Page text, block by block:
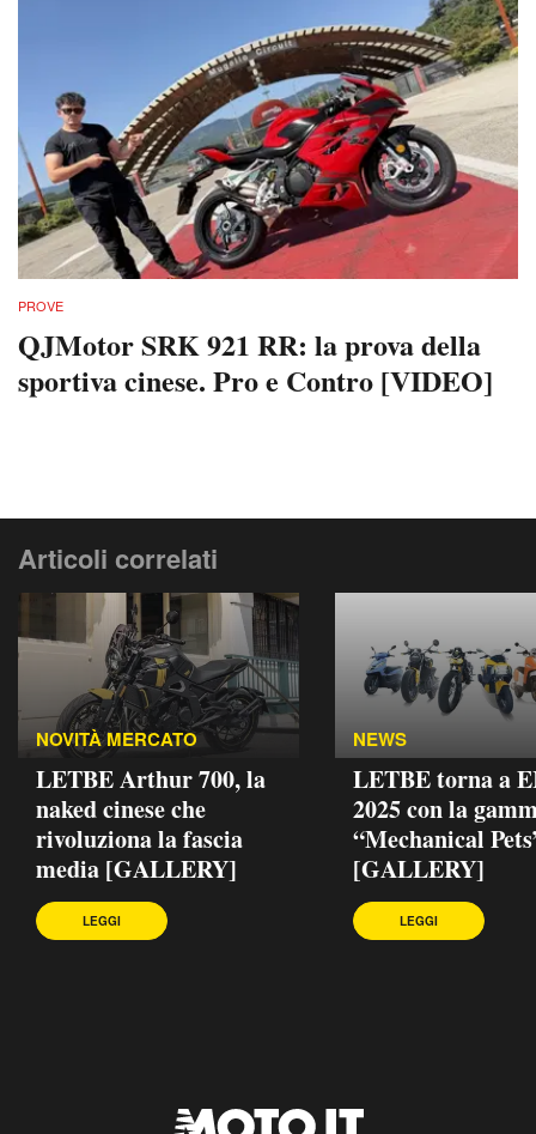
PROVE
QJMotor SRK 921 RR: la prova della
sportiva cinese. Pro e Contro [VIDEO]
Articoli correlati
NOVITÀ MERCATO
LETBE Arthur 700, la
naked cinese che
rivoluziona la fascia
media [GALLERY]
LEGGI
NEWS
LETBE torna a
2025 con la
“Mechanical
[GALLERY]
LEGGI